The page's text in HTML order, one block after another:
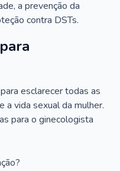
a prevenção da
contra DSTs.
esclarecer todas as
a vida sexual da mulher.
para o ginecologista